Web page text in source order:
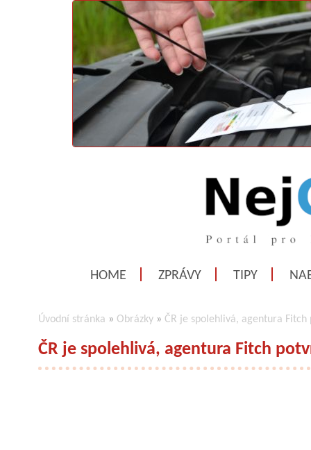
HOME ZPRÁVY TIPY
Úvodní stránka » Obrázky » ČR je spolehlivá, agentura
ČR je spolehlivá, agentura Fitch